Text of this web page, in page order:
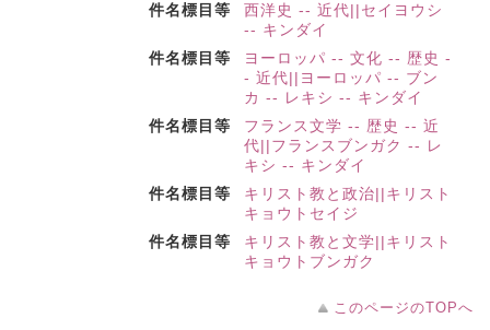
件名標目等
西洋史 -- 近代||セイヨウシ
-- キンダイ
件名標目等
ヨーロッパ -- 文化 -- 歴史 -
- 近代||ヨーロッパ -- ブン
カ -- レキシ -- キンダイ
件名標目等
フランス文学 -- 歴史 -- 近
代||フランスブンガク -- レ
キシ -- キンダイ
件名標目等
キリスト教と政治||キリスト
キョウトセイジ
件名標目等
キリスト教と文学||キリスト
キョウトブンガク
このページのTOPへ